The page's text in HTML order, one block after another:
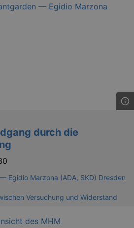
durch die
Egidio Marzona (ADA, SKD) Dresden
Versuchung und Widerstand